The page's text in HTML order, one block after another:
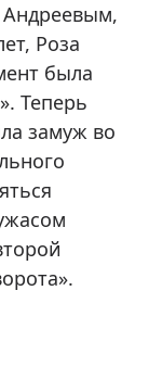
Роза
была
Теперь
замуж во